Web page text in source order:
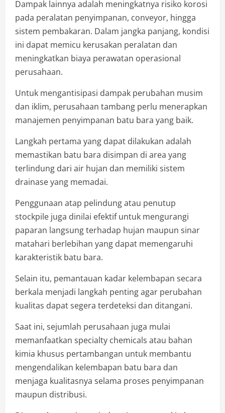
Dampak lainnya adalah meningkatnya risiko korosi
pada peralatan penyimpanan, conveyor, hingga
sistem pembakaran. Dalam jangka panjang, kondisi
ini dapat memicu kerusakan peralatan dan
meningkatkan biaya perawatan operasional
perusahaan.
Untuk mengantisipasi dampak perubahan musim
dan iklim, perusahaan tambang perlu menerapkan
manajemen penyimpanan batu bara yang baik.
Langkah pertama yang dapat dilakukan adalah
memastikan batu bara disimpan di area yang
terlindung dari air hujan dan memiliki sistem
drainase yang memadai.
Penggunaan atap pelindung atau penutup
stockpile juga dinilai efektif untuk mengurangi
paparan langsung terhadap hujan maupun sinar
matahari berlebihan yang dapat memengaruhi
karakteristik batu bara.
Selain itu, pemantauan kadar kelembapan secara
berkala menjadi langkah penting agar perubahan
kualitas dapat segera terdeteksi dan ditangani.
Saat ini, sejumlah perusahaan juga mulai
memanfaatkan specialty chemicals atau bahan
kimia khusus pertambangan untuk membantu
mengendalikan kelembapan batu bara dan
menjaga kualitasnya selama proses penyimpanan
maupun distribusi.